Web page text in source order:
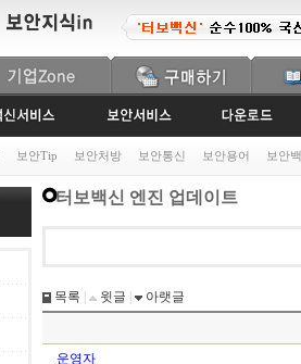
보안Tip 보안처방 보안통신 보안용어 보안
터보백신 엔진 업데이트
목록 윗글 아랫글
운영자